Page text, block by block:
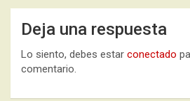
Deja una respuesta
Lo siento, debes estar conectado
comentario.